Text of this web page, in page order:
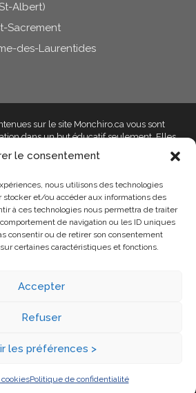
le consentement
nous utilisons des technologies
et/ou accéder aux informations des
à ces technologies nous permettra de traiter
de navigation ou les ID uniques
consentir ou de retirer son consentement
certaines caractéristiques et fonctions.
Accepter
Refuser
les préférences >
Politique de confidentialité
Albert)
Sacrement
des-Laurentides
sur le site Monchiro.ca vous sont
dans un but éducatif seulement. Elles
dans le but d’établir un diagnostic et ne
l’avis d’un professionnel de la
situation vous inquiète, parlez-en à votre
ou à un autre professionnel qualifié de
votre choix.
son personnel, ses entités
affiliésne peuvent être tenus
, que ces obligations soient au chapitre des
ni ne certifions la qualité, l’exactitude,
la pertinence ou l’adéquation des